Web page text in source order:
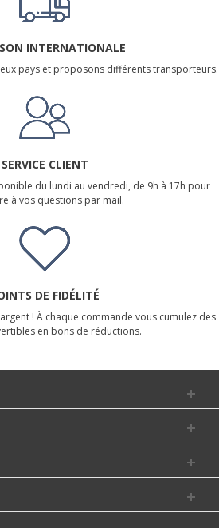
INTERNATIONALE
pays et proposons différents transporteurs.
SERVICE CLIENT
du lundi au vendredi, de 9h à 17h pour
à vos questions par mail.
DE FIDÉLITÉ
! À chaque commande vous cumulez des
en bons de réductions.